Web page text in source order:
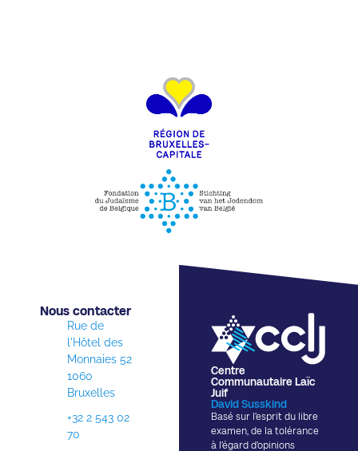
Centre
Communautaire Laïc
Juif
David Susskind
Basé sur l’esprit du libre
examen, de la tolérance
à l’égard d’opinions
Nous contacter​
Rue de
l'Hôtel des
Monnaies 52
1060
Bruxelles
+32 2 543 02
70